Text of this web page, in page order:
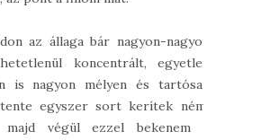
az állaga bár nagyon-nagyon
koncentrált, egyetlen
is nagyon mélyen és tartósan
egyszer sort kerítek némi
majd végül ezzel bekenem a